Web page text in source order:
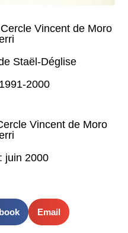
Vincent de Moro
Staël-Déglise
1991-2000
Vincent de Moro
juin 2000
Email